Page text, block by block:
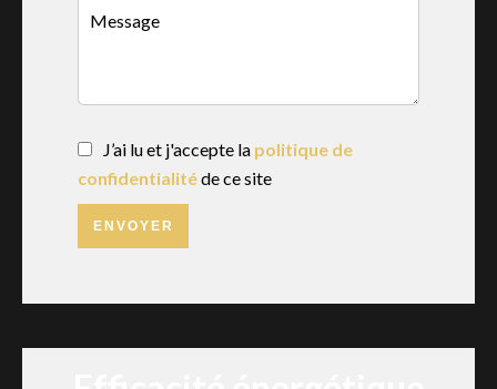
J’ai lu et j'accepte la politique de
confidentialitéde ce site
ENVOYER